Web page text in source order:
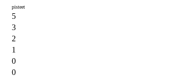
pisteet
5
3
2
1
0
0